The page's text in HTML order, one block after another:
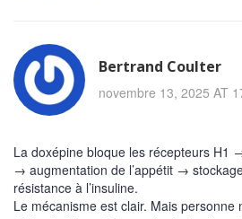
Bertrand Coulter
novembre 13, 2025 AT
La doxépine bloque les récepteurs H1
→ augmentation de l’appétit →
résistance à l’insuline.
Le mécanisme est clair. Mais personne